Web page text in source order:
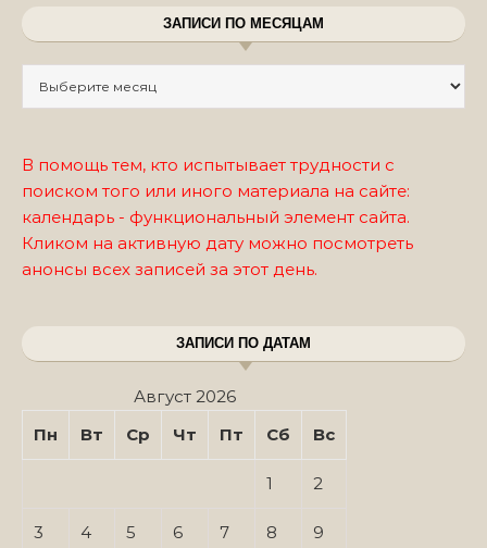
ЗАПИСИ ПО МЕСЯЦАМ
В помощь тем, кто испытывает трудности с
поиском того или иного материала на сайте:
календарь - функциональный элемент сайта.
Кликом на активную дату можно посмотреть
анонсы всех записей за этот день.
ЗАПИСИ ПО ДАТАМ
Август 2026
Пн
Вт Ср Чт Пт Сб Вс
1 2
3 4 5 6 7 8 9